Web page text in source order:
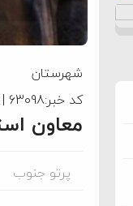
شهرستان
کد خبر:63098 | ۱۸ تیر ۱۴۰۵ ساعت ۰۱:۰۵
معاون
پرتو جنوب